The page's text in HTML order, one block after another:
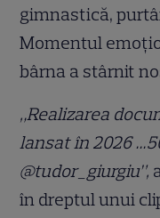
gimnastică,
Momentul
bârna a stârnit
„Realizarea
lansat în 2026
@tudor_giurgiu”,
în dreptul unui